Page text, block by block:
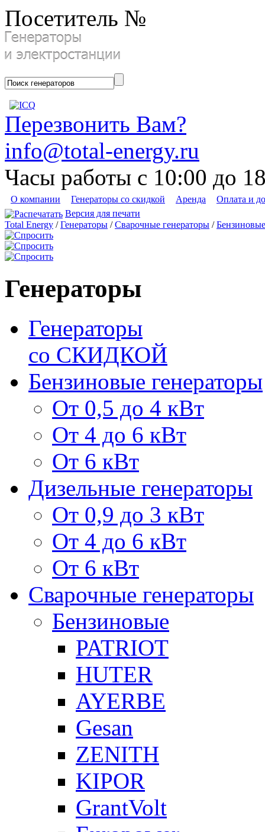
Посетитель №
Перезвонить Вам?
info@total-energy.ru
Часы работы с 10:00 до
О компании Генераторы со скидкой Аренда
Оплата и
Версия для печати
Total Energy /Генераторы /Сварочные генераторы /Бензиновые
Генераторы
Генераторы
со СКИДКОЙ
Бензиновые генераторы
От 0,5 до 4 кВт
От 4 до 6 кВт
От 6 кВт
Дизельные генераторы
От 0,9 до 3 кВт
От 4 до 6 кВт
От 6 кВт
Сварочные генераторы
Бензиновые
PATRIOT
HUTER
AYERBE
Gesan
ZENITH
KIPOR
GrantVolt